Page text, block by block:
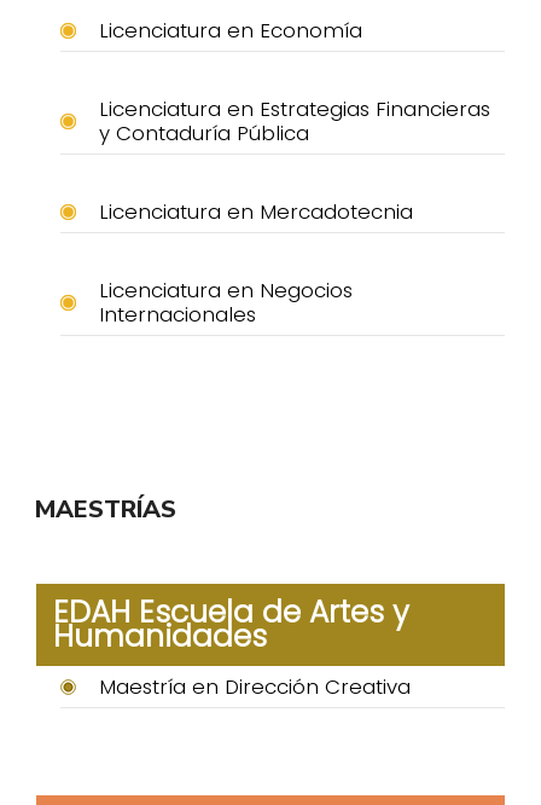
Licenciatura en Economía
Licenciatura en Estrategias Financieras
y Contaduría Pública
Licenciatura en Mercadotecnia
Licenciatura en Negocios
Internacionales
MAESTRÍAS
EDAH Escuela de Artes y
Humanidades
Maestría en Dirección Creativa